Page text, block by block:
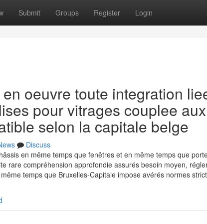
Submit Groups Register Login
oeuvre toute integration
pour vitrages couplee
selon la capitale belge
Discuss
en même temps que fenêtres et en même temps que
rare compréhension approfondie assurés besoin moyen,
temps que Bruxelles-Capitale impose avérés normes